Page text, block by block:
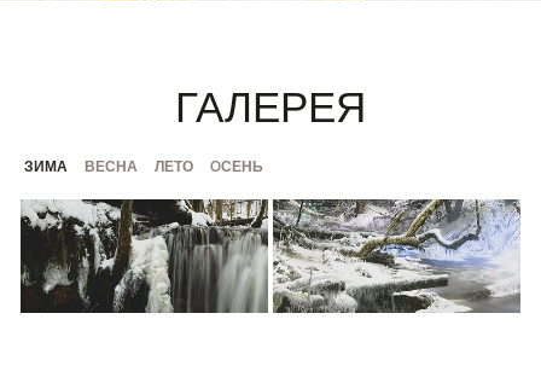
ГАЛЕРЕЯ
ЗИМА ВЕСНА ЛЕТО OСЕНЬ